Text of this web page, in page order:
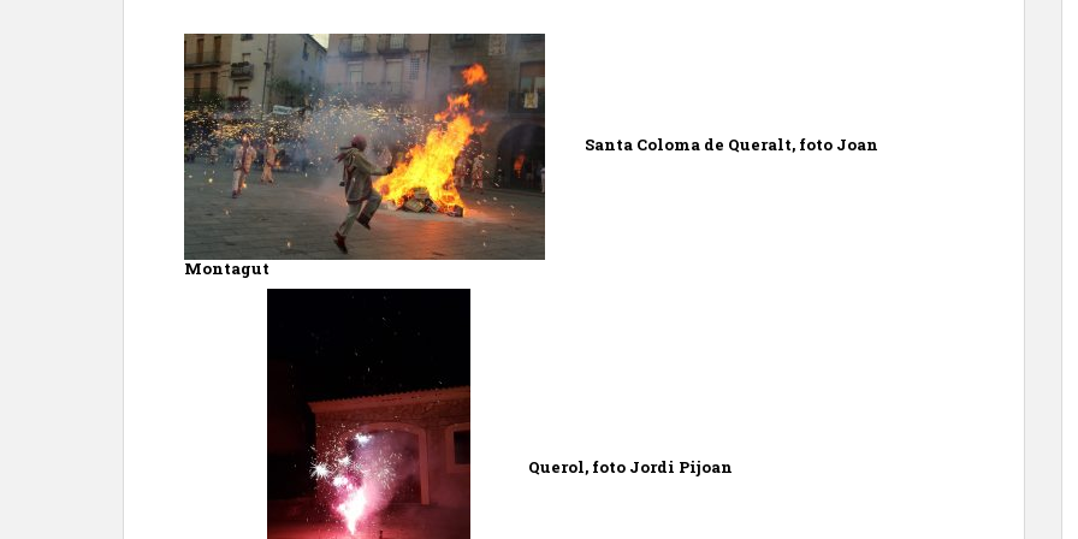
Santa Coloma de Queralt, foto Joan
Montagut
Querol, foto Jordi Pijoan